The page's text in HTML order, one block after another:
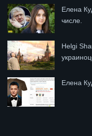
Елена
числе.
Helgi
Елена